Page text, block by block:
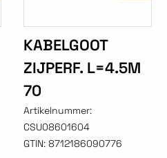
KABELGOOT
ZIJPERF. L=4.5M
70
Artikelnummer:
CSU08601604
GTIN: 8712186090776